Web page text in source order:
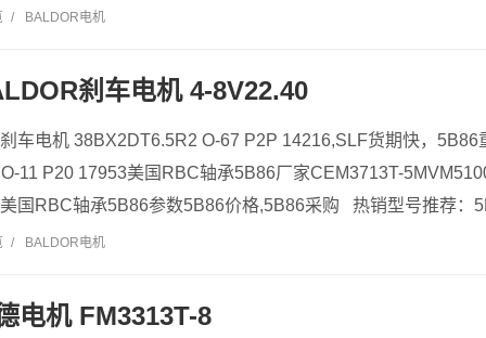
/ BALDOR电机
刹车电机 4-8V22.40
车电机 38BX2DT6.5R2 O-67 P2P 14216,SLF货期快，5B86
11 P20 17953美国RBC轴承5B86厂家CEM3713T-
国RBC轴承5B86参数5B86价格,5B86采购 热销型号推荐：
/ BALDOR电机
电机 FM3313T-8